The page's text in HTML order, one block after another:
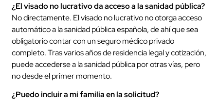
¿El visado no lucrativo da acceso a la sanidad pública?
No directamente. El visado no lucrativo no otorga acceso
automático a la sanidad pública española, de ahí que sea
obligatorio contar con un seguro médico privado
completo. Tras varios años de residencia legal y cotización,
puede accederse a la sanidad pública por otras vías, pero
no desde el primer momento.
¿Puedo incluir a mi familia en la solicitud?